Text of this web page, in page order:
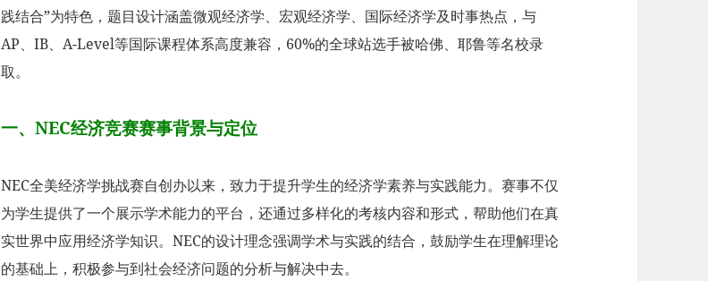
践结合”为特色，题目设计涵盖微观经济学、宏观经济学、国际经济学及时事热点，与
AP、IB、A-Level等国际课程体系高度兼容，60%的全球站选手被哈佛、耶鲁等名校录
取。
一、NEC经济竞赛赛事背景与定位
NEC全美经济学挑战赛自创办以来，致力于提升学生的经济学素养与实践能力。赛事不仅
为学生提供了一个展示学术能力的平台，还通过多样化的考核内容和形式，帮助他们在真
实世界中应用经济学知识。NEC的设计理念强调学术与实践的结合，鼓励学生在理解理论
的基础上，积极参与到社会经济问题的分析与解决中去。